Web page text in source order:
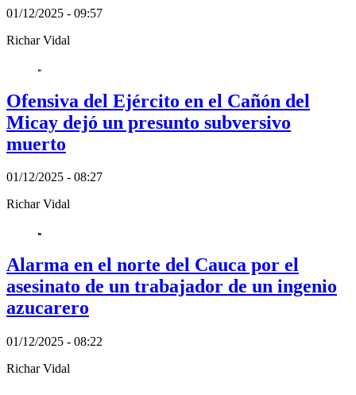
01/12/2025 - 09:57
Richar Vidal
Ofensiva del Ejército en el Cañón del
Micay dejó un presunto subversivo
muerto
01/12/2025 - 08:27
Richar Vidal
Alarma en el norte del Cauca por el
asesinato de un trabajador de un ingenio
azucarero
01/12/2025 - 08:22
Richar Vidal